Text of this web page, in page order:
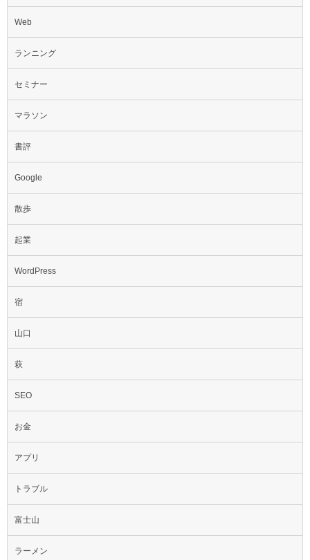
Web
ランニング
セミナー
マラソン
書評
Google
散歩
起業
WordPress
宿
山口
萩
SEO
お金
アプリ
トラブル
富士山
ラーメン